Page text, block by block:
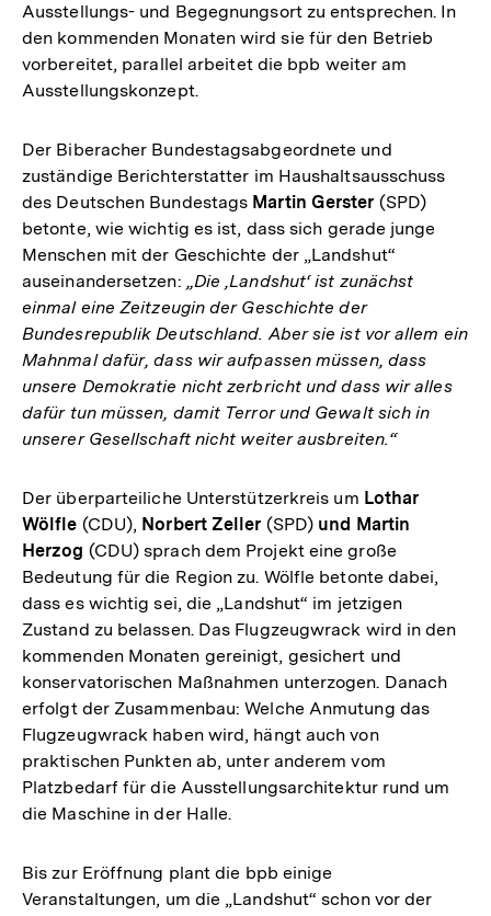
Ausstellungs- und Begegnungsort zu entsprechen. In
den kommenden Monaten wird sie für den Betrieb
vorbereitet, parallel arbeitet die bpb weiter am
Ausstellungskonzept.
Der Biberacher Bundestagsabgeordnete und
zuständige Berichterstatter im Haushaltsausschuss
des Deutschen Bundestags Martin Gerster (SPD)
betonte, wie wichtig es ist, dass sich gerade junge
Menschen mit der Geschichte der „Landshut“
auseinandersetzen: „Die ‚Landshut‘ ist zunächst
einmal eine Zeitzeugin der Geschichte der
Bundesrepublik Deutschland. Aber sie ist vor allem ein
Mahnmal dafür, dass wir aufpassen müssen, dass
unsere Demokratie nicht zerbricht und dass wir alles
dafür tun müssen, damit Terror und Gewalt sich in
unserer Gesellschaft nicht weiter ausbreiten.“
Der überparteiliche Unterstützerkreis um Lothar
Wölfle (CDU), Norbert Zeller (SPD) und Martin
Herzog (CDU) sprach dem Projekt eine große
Bedeutung für die Region zu. Wölfle betonte dabei,
dass es wichtig sei, die „Landshut“ im jetzigen
Zustand zu belassen. Das Flugzeugwrack wird in den
kommenden Monaten gereinigt, gesichert und
konservatorischen Maßnahmen unterzogen. Danach
erfolgt der Zusammenbau: Welche Anmutung das
Flugzeugwrack haben wird, hängt auch von
praktischen Punkten ab, unter anderem vom
Platzbedarf für die Ausstellungsarchitektur rund um
die Maschine in der Halle.
Bis zur Eröffnung plant die bpb einige
Veranstaltungen, um die „Landshut“ schon vor der